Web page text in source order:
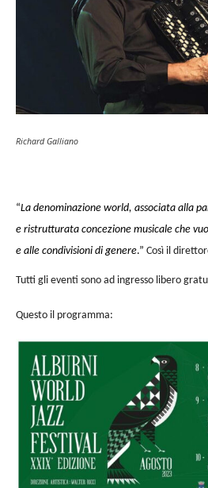
Richard Galliano
“La denominazione world, associata alla
e ristrutturata concezione musicale che
e alle condivisioni di genere.” Così il
Tutti gli eventi sono ad ingresso libero
Questo il programma: